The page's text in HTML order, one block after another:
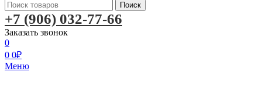
Поиск
+7 (906) 032-77-66
Заказать звонок
0
0 0₽
Меню